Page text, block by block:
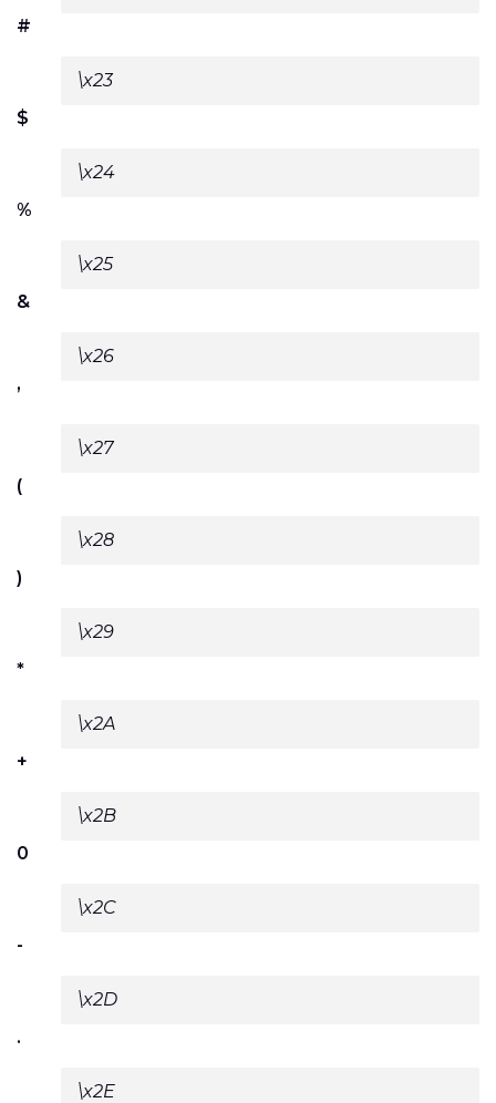
#
\x23
$
\x24
%
\x25
&
\x26
’
\x27
(
\x28
)
\x29
*
\x2A
+
\x2B
0
\x2C
-
\x2D
.
\x2E